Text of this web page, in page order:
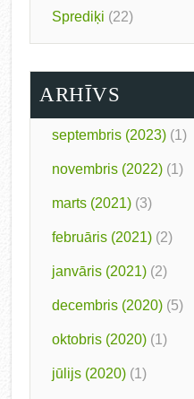
Sprediķi (22)
ARHĪVS
septembris (2023) (1)
novembris (2022) (1)
marts (2021) (3)
februāris (2021) (2)
janvāris (2021) (2)
decembris (2020) (5)
oktobris (2020) (1)
jūlijs (2020) (1)